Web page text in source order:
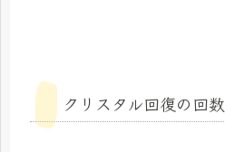
クリスタル回復の回数